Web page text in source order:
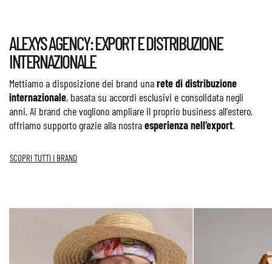
ALEXYS AGENCY: EXPORT E DISTRIBUZIONE
INTERNAZIONALE
Mettiamo a disposizione dei brand unarete di distribuzione
internazionale, basata su accordi esclusivi e consolidata negli
anni. Ai brand che vogliono ampliare il proprio business all'estero,
offriamo supporto grazie alla nostraesperienza nell’export.
SCOPRI TUTTI I BRAND